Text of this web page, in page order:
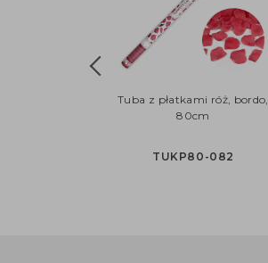
Tuba z płatkami róż, bordo,
80cm
TUKP80-082